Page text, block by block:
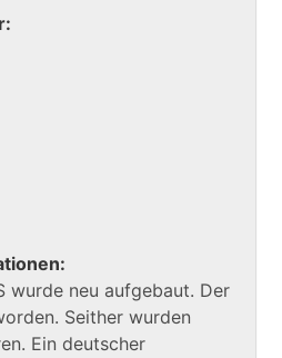
wurde neu aufgebaut. Der
Seither wurden
Ein deutscher